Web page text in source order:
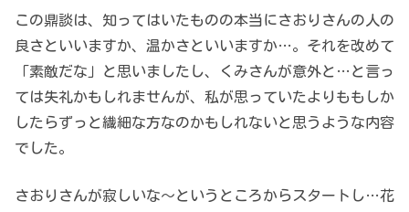
この鼎談は、知ってはいたものの本当にさおりさんの人の
良さといいますか、温かさといいますか…。それを改めて
「素敵だな」と思いましたし、くみさんが意外と…と言っ
ては失礼かもしれませんが、私が思っていたよりももしか
したらずっと繊細な方なのかもしれないと思うような内容
でした。
さおりさんが寂しいな～というところからスタートし…花